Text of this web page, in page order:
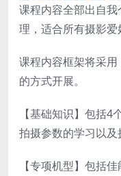
课程内容全部出自
理，适合所有摄影爱
课程内容框架将采
的方式开展。
【基础知识】包括4
拍摄参数的学习以及
【专项机型】包括